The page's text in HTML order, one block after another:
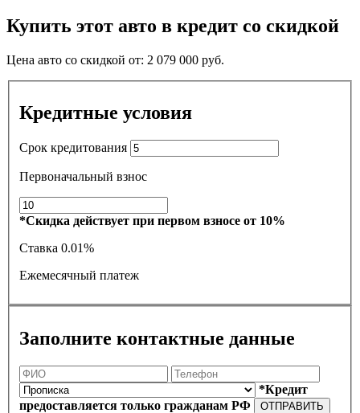
Купить этот авто в кредит со скидкой
Цена авто со скидкой от: 2 079 000 руб.
Кредитные условия
Срок кредитования
Первоначальный взнос
*Скидка действует при первом взносе от 10%
Ставка 0.01%
Ежемесячный платеж
Заполните контактные данные
*Кредит
предоставляется только гражданам РФ
ОТПРАВИТЬ